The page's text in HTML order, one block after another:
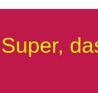
Super,